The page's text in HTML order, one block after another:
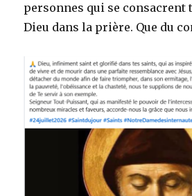
personnes qui se consacrent
Dieu dans la prière. Que du